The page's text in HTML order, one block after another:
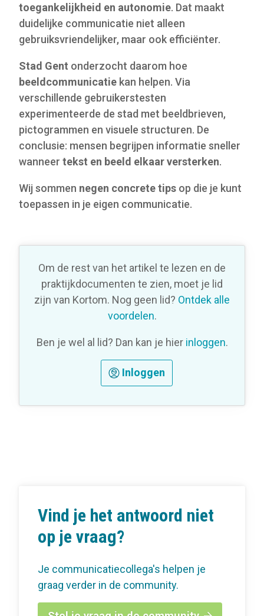
toegankelijkheid en autonomie. Dat maakt
duidelijke communicatie niet alleen
gebruiksvriendelijker, maar ook efficiënter.
Stad Gent onderzocht daarom hoe
beeldcommunicatie kan helpen. Via
verschillende gebruikerstesten
experimenteerde de stad met beeldbrieven,
pictogrammen en visuele structuren. De
conclusie: mensen begrijpen informatie sneller
wanneer tekst en beeld elkaar versterken.
Wij sommen negen concrete tips op die je kunt
toepassen in je eigen communicatie.
Om de rest van het artikel te lezen en de
praktijkdocumenten te zien, moet je lid
zijn van Kortom. Nog geen lid? Ontdek alle
voordelen.
Ben je wel al lid? Dan kan je hier inloggen.
Inloggen
Vind je het antwoord niet
op je vraag?
Je communicatiecollega's helpen je
graag verder in de community.